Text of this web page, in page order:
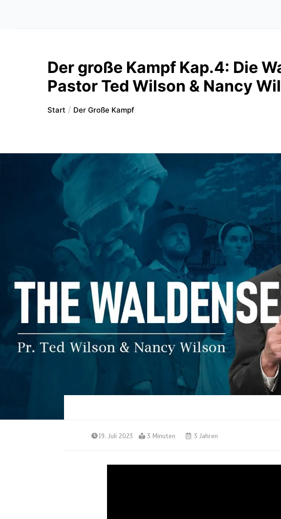
Der große Kampf Kap.4: Die
Pastor Ted Wilson & Nancy
Start Der Große Kampf
19. Juli 2023 3 Minuten 3 Jahren